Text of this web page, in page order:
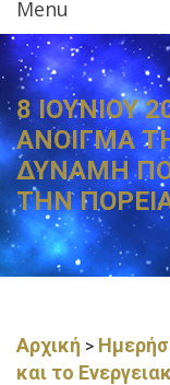
Menu
8 ΙΟΥΝΙΟΥ
ΑΝΟΙΓΜΑ
ΔΥΝΑΜΗ
ΤΗΝ
Αρχική >
και το